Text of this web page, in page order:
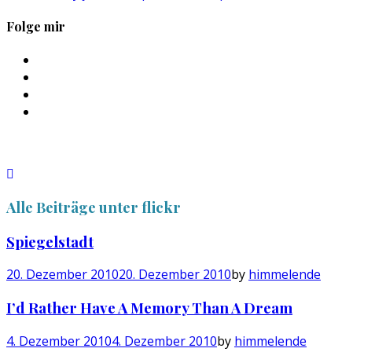
Folge mir
anzeigen
Alle Beiträge unter flickr
Spiegelstadt
20. Dezember 201020. Dezember 2010by himmelende
I’d Rather Have A Memory Than A Dream
4. Dezember 20104. Dezember 2010by himmelende